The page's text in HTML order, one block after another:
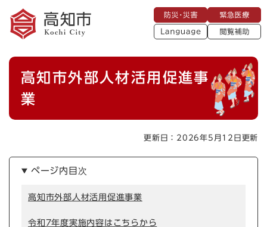
メニューを飛ばして本文へ
災
・
災
急
医
療
L
a
a
g
e
閲
助
本
高知市外部人材活用促進事
業
更新日：2026年5月12日更新
ページ内目次
高知市外部人材活用促進事業
令和7年度実施内容はこちらから